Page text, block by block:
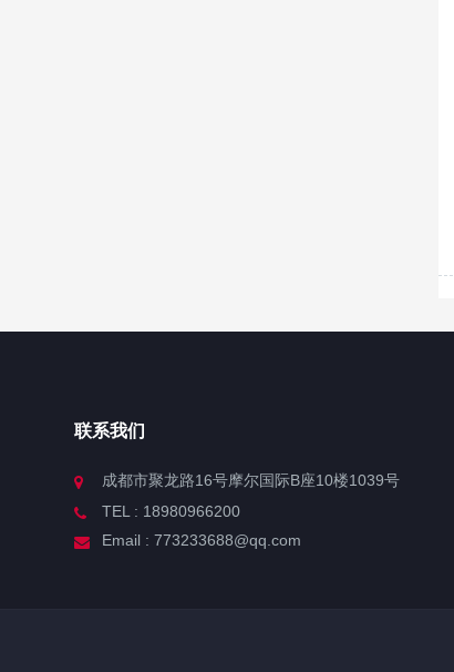
联系我们
成都市聚龙路16号摩尔国际B座10楼1039号
TEL : 18980966200
Email : 773233688@qq.com